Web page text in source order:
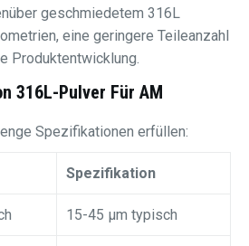
geschmiedetem 316L
eine geringere Teileanzahl
Produktentwicklung.
316L-Pulver Für AM
Spezifikationen erfüllen:
Spezifikation
15-45 μm typisch